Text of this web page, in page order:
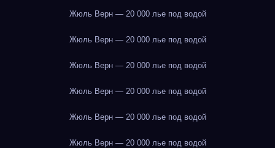
Жюль Верн — 20 000 лье под водой
Жюль Верн — 20 000 лье под водой
Жюль Верн — 20 000 лье под водой
Жюль Верн — 20 000 лье под водой
Жюль Верн — 20 000 лье под водой
Жюль Верн — 20 000 лье под водой